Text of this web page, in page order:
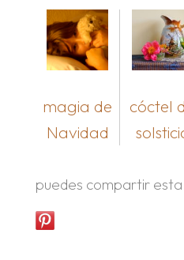
magia de
Navidad
cóctel
puedes compartir